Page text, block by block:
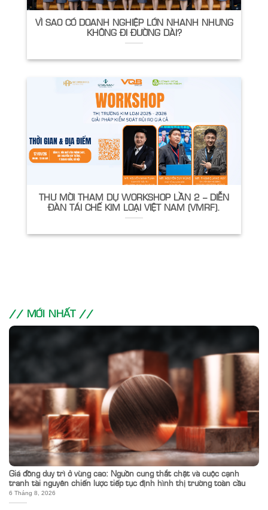
VÌ SAO CÓ DOANH NGHIỆP LỚN NHANH NHƯNG
KHÔNG ĐI ĐƯỜNG DÀI?
THƯ MỜI THAM DỰ WORKSHOP LẦN 2 – DIỄN
ĐÀN TÁI CHẾ KIM LOẠI VIỆT NAM (VMRF).
// MỚI NHẤT //
Giá đồng duy trì ở vùng cao: Nguồn cung thắt chặt và cuộc cạnh
tranh tài nguyên chiến lược tiếp tục định hình thị trường toàn cầu
6 Tháng 8, 2026